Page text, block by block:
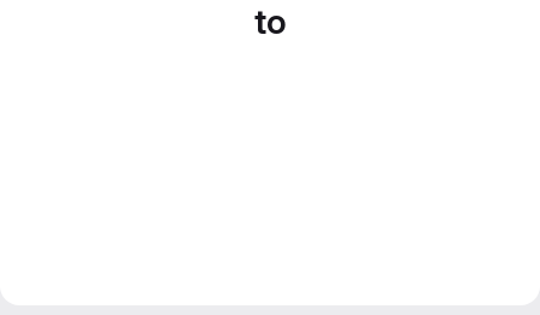
to